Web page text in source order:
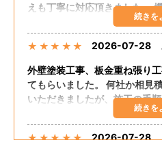
えも丁寧に対応頂きました。
★ ★ ★ ★ ★ 2026-07-28
外壁塗装工事、板金重ね張り
てもらいました。 何社か相見
いただきましたが、施工の手
ただき、自分の直してほしい
た。 追加の工事もしてくださ
た。 嬉しく思います。 担当の
★★★★★ 2026-07-28